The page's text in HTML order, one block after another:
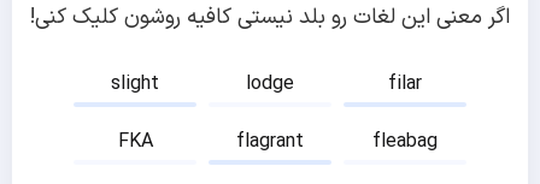
اگر معنی این لغات رو بلد نیستی کافیه روشون کلیک کنی!
slight lodge
filar
FKA
flagrant
fleabag